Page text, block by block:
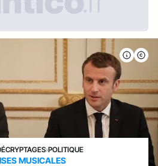
›POLITIQUE
MUSICALES